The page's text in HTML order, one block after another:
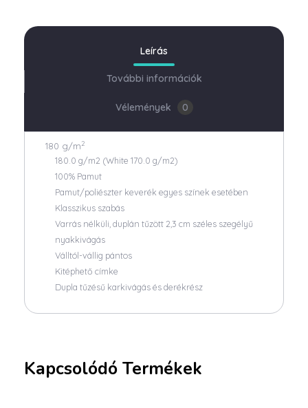
Leírás
További információk
Vélemények 0
180 g/m2
180.0 g/m2 (White 170.0 g/m2)
100% Pamut
Pamut/poliészter keverék egyes színek esetében
Klasszikus szabás
Varrás nélküli, duplán tűzött 2,3 cm széles szegélyű
nyakkivágás
Válltól-vállig pántos
Kitéphető címke
Dupla tűzésű karkivágás és derékrész
Kapcsolódó Termékek